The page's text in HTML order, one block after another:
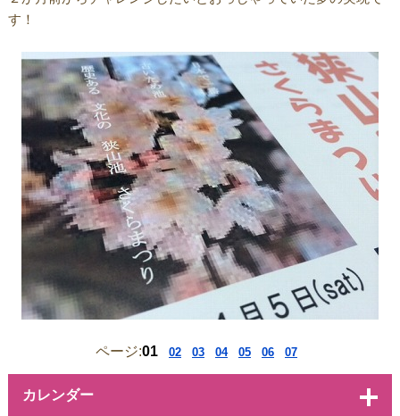
す！
ページ:01 02 03 04 05 06 07
カレンダー